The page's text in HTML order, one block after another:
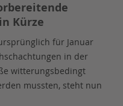
Kürze
für Januar
in der
witterungsbedingt
mussten, steht nun